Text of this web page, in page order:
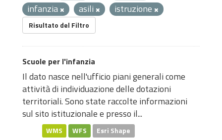
infanzia
asili istruzione
Risultato del Filtro
Scuole per l'infanzia
Il dato nasce nell'ufficio piani generali come
attività di individuazione delle dotazioni
territoriali. Sono state raccolte informazioni
sul sito istituzionale e presso il...
WMS WFS Esri Shape